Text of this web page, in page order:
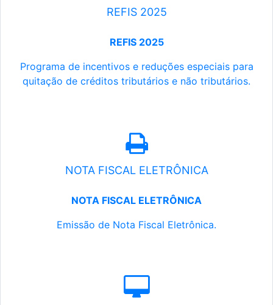
REFIS 2025
REFIS 2025
Programa de incentivos e reduções especiais para
quitação de créditos tributários e não tributários.
NOTA FISCAL ELETRÔNICA
NOTA FISCAL ELETRÔNICA
Emissão de Nota Fiscal Eletrônica.